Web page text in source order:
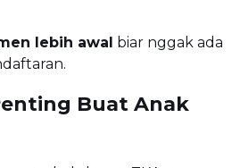
lebih awal biar nggak ada
Buat Anak